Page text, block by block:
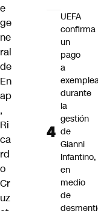
e
ge
ne
ral
de
En
ap
,
Ri
ca
rd
o
Cr
uz
UEFA
confirma
un
pago
a
durante
la
gestión
de
Gianni
Infantino,
en
medio
de